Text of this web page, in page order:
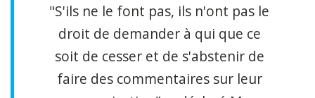
"S'ils ne le font pas, ils n'ont pas le
droit de demander à qui que ce
soit de cesser et de s'abstenir de
faire des commentaires sur leur